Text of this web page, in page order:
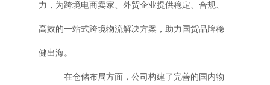
力，为跨境电商卖家、外贸企业提供稳定、合规、
高效的一站式跨境物流解决方案，助力国货品牌稳
健出海。
在仓储布局方面，公司构建了完善的国内物